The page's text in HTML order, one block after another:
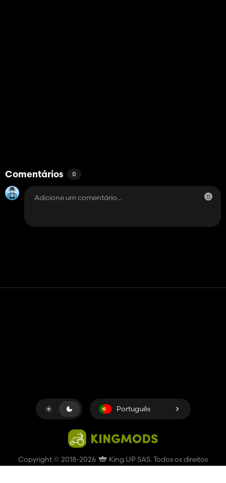
Comentários 0
Copyright © 2018-2026 King UP SAS. Todos os direitos
reservados.
Português